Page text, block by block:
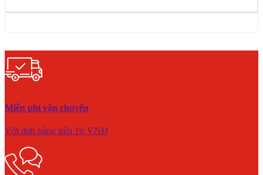
Miễn phí vận chuyển
Với đơn hàng trên 1tr VNĐ